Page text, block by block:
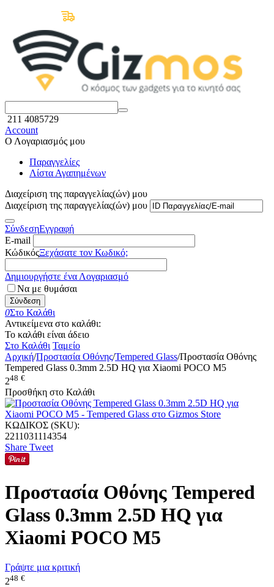
211 4085729
Account
Ο Λογαριασμός μου
Παραγγελίες
Λίστα Αγαπημένων
Διαχείριση της παραγγελίας(ών) μου
Διαχείριση της παραγγελίας(ών) μου
ΣύνδεσηΕγγραφή
E-mail
ΚώδικόςΞεχάσατε τον Κωδικό;
Δημιουργήστε ένα Λογαριασμό
Να με θυμάσαι
Σύνδεση
0Στο Καλάθι
Αντικείμενα στο καλάθι:
Το καλάθι είναι άδειο
Στο Καλάθι Ταμείο
Αρχική/Προστασία Οθόνης/Tempered Glass/Προστασία Οθόνης
Tempered Glass 0.3mm 2.5D HQ για Xiaomi POCO M5
248 €
Προσθήκη στο Καλάθι
ΚΩΔΙΚΟΣ (SKU):
2211031114354
Share Tweet
Προστασία Οθόνης Tempered
Glass 0.3mm 2.5D HQ για
Xiaomi POCO M5
Γράψτε μια κριτική
248 €